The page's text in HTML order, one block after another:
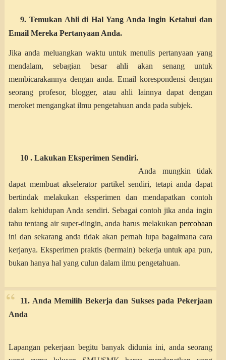
9. Temukan Ahli di Hal Yang Anda Ingin Ketahui dan
Email Mereka Pertanyaan Anda.
Jika anda meluangkan waktu untuk menulis pertanyaan yang
mendalam, sebagian besar ahli akan senang untuk
membicarakannya dengan anda. Email korespondensi dengan
seorang profesor, blogger, atau ahli lainnya dapat dengan
meroket mengangkat ilmu pengetahuan anda pada subjek.
10 . Lakukan Eksperimen Sendiri.
Anda mungkin tidak
dapat membuat akselerator partikel sendiri, tetapi anda dapat
bertindak melakukan eksperimen dan mendapatkan contoh
dalam kehidupan Anda sendiri. Sebagai contoh jika anda ingin
tahu tentang air super-dingin, anda harus melakukan percobaan
ini dan sekarang anda tidak akan pernah lupa bagaimana cara
kerjanya. Eksperimen praktis (bermain) bekerja untuk apa pun,
bukan hanya hal yang culun dalam ilmu pengetahuan.
11. Anda Memilih Bekerja dan Sukses pada Pekerjaan
Anda
Lapangan pekerjaan begitu banyak didunia ini, anda seorang